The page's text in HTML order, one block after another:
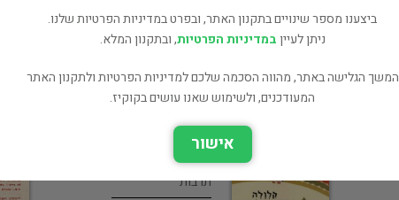
קלולה ארץ הגבורים /
קלולה ;…
תרבות
ביצענו מספר שינויים בתקנון האתר, ובפרט במדיניות הפרטיות שלנו.
ניתן לעייןבמדיניות הפרטיות, ובתקנון המלא.
המשך הגלישה באתר, מהווה הסכמה שלכם למדיניות הפרטיות ולתקנון האתר
המעודכנים, ולשימוש שאנו עושים בקוקיז.
אישור